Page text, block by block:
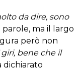
da dire, sono
ma il largo
però non
giri, bene che il
dichiarato